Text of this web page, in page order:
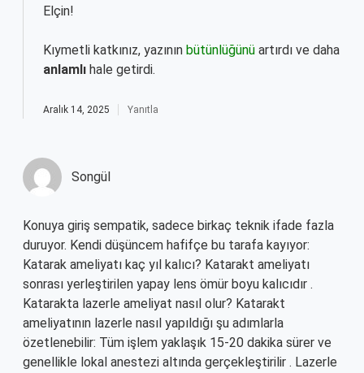
Elçin!
Kıymetli katkınız, yazının bütünlüğünü artırdı ve daha
anlamlı hale getirdi.
Aralık 14, 2025 Yanıtla
Songül
Konuya giriş sempatik, sadece birkaç teknik ifade fazla
duruyor. Kendi düşüncem hafifçe bu tarafa kayıyor:
Katarak ameliyatı kaç yıl kalıcı? Katarakt ameliyatı
sonrası yerleştirilen yapay lens ömür boyu kalıcıdır .
Katarakta lazerle ameliyat nasıl olur? Katarakt
ameliyatının lazerle nasıl yapıldığı şu adımlarla
özetlenebilir: Tüm işlem yaklaşık 15-20 dakika sürer ve
genellikle lokal anestezi altında gerçekleştirilir . Lazerle